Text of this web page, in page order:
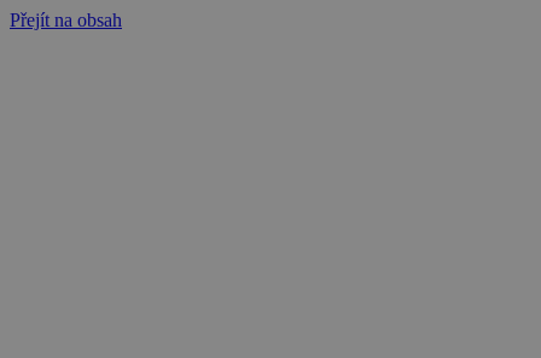
Přejít na obsah